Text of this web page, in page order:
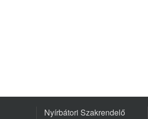
Nyírbátori Szakrendelő